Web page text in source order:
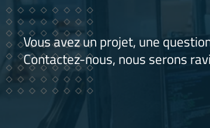
Vous avez un projet, une
Contactez-nous, nous serons